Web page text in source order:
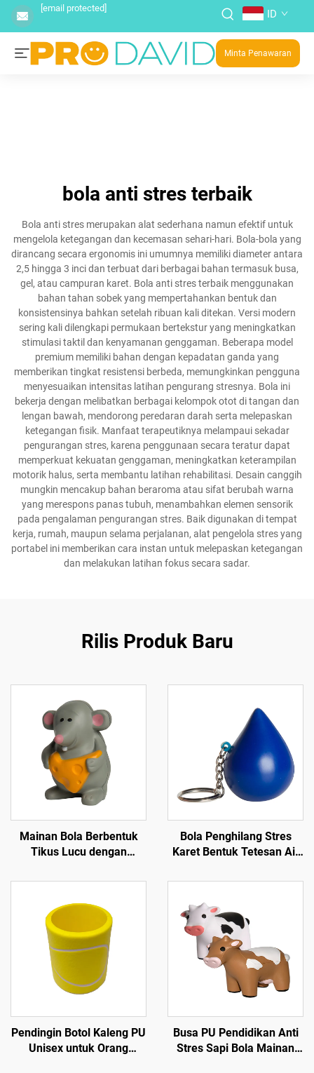
[email protected] ID
Minta Penawaran
bola anti stres terbaik
Bola anti stres merupakan alat sederhana namun efektif untuk
mengelola ketegangan dan kecemasan sehari-hari. Bola-bola yang
dirancang secara ergonomis ini umumnya memiliki diameter antara
2,5 hingga 3 inci dan terbuat dari berbagai bahan termasuk busa,
gel, atau campuran karet. Bola anti stres terbaik menggunakan
bahan tahan sobek yang mempertahankan bentuk dan
konsistensinya bahkan setelah ribuan kali ditekan. Versi modern
sering kali dilengkapi permukaan bertekstur yang meningkatkan
stimulasi taktil dan kenyamanan genggaman. Beberapa model
premium memiliki bahan dengan kepadatan ganda yang
memberikan tingkat resistensi berbeda, memungkinkan pengguna
menyesuaikan intensitas latihan pengurang stresnya. Bola ini
bekerja dengan melibatkan berbagai kelompok otot di tangan dan
lengan bawah, mendorong peredaran darah serta melepaskan
ketegangan fisik. Manfaat terapeutiknya melampaui sekadar
pengurangan stres, karena penggunaan secara teratur dapat
memperkuat kekuatan genggaman, meningkatkan keterampilan
motorik halus, serta membantu latihan rehabilitasi. Desain canggih
mungkin mencakup bahan beraroma atau sifat berubah warna
yang merespons panas tubuh, menambahkan elemen sensorik
pada pengalaman pengurangan stres. Baik digunakan di tempat
kerja, rumah, maupun selama perjalanan, alat pengelola stres yang
portabel ini memberikan cara instan untuk melepaskan ketegangan
dan melakukan latihan fokus secara sadar.
Rilis Produk Baru
Mainan Bola Berbentuk
Tikus Lucu dengan
Bahan PU Foam untuk
Hewan yang Perlahan
Naik untuk Mainan
Squishy
Bola Penghilang Stres
Karet Bentuk Tetesan Air
Model Kustom
Pendingin Botol Kaleng PU
Unisex untuk Orang
Busa PU Pendidikan Anti
Stres Sapi Bola Mainan